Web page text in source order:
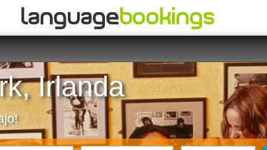
Irlanda